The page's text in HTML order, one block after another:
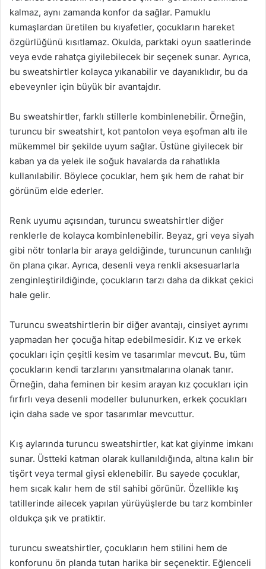
kalmaz, aynı zamanda konfor da sağlar. Pamuklu
kumaşlardan üretilen bu kıyafetler, çocukların hareket
özgürlüğünü kısıtlamaz. Okulda, parktaki oyun saatlerinde
veya evde rahatça giyilebilecek bir seçenek sunar. Ayrıca,
bu sweatshirtler kolayca yıkanabilir ve dayanıklıdır, bu da
ebeveynler için büyük bir avantajdır.
Bu sweatshirtler, farklı stillerle kombinlenebilir. Örneğin,
turuncu bir sweatshirt, kot pantolon veya eşofman altı ile
mükemmel bir şekilde uyum sağlar. Üstüne giyilecek bir
kaban ya da yelek ile soğuk havalarda da rahatlıkla
kullanılabilir. Böylece çocuklar, hem şık hem de rahat bir
görünüm elde ederler.
Renk uyumu açısından, turuncu sweatshirtler diğer
renklerle de kolayca kombinlenebilir. Beyaz, gri veya siyah
gibi nötr tonlarla bir araya geldiğinde, turuncunun canlılığı
ön plana çıkar. Ayrıca, desenli veya renkli aksesuarlarla
zenginleştirildiğinde, çocukların tarzı daha da dikkat çekici
hale gelir.
Turuncu sweatshirtlerin bir diğer avantajı, cinsiyet ayrımı
yapmadan her çocuğa hitap edebilmesidir. Kız ve erkek
çocukları için çeşitli kesim ve tasarımlar mevcut. Bu, tüm
çocukların kendi tarzlarını yansıtmalarına olanak tanır.
Örneğin, daha feminen bir kesim arayan kız çocukları için
fırfırlı veya desenli modeller bulunurken, erkek çocukları
için daha sade ve spor tasarımlar mevcuttur.
Kış aylarında turuncu sweatshirtler, kat kat giyinme imkanı
sunar. Üstteki katman olarak kullanıldığında, altına kalın bir
tişört veya termal giysi eklenebilir. Bu sayede çocuklar,
hem sıcak kalır hem de stil sahibi görünür. Özellikle kış
tatillerinde ailecek yapılan yürüyüşlerde bu tarz kombinler
oldukça şık ve pratiktir.
turuncu sweatshirtler, çocukların hem stilini hem de
konforunu ön planda tutan harika bir seçenektir. Eğlenceli